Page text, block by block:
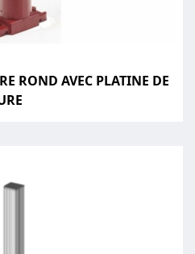
ROND AVEC PLATINE DE